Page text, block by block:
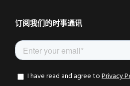
订阅我们的时事通讯